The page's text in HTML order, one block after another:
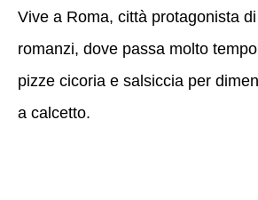
Vive a Roma, città protagonista
romanzi, dove passa molto
pizze cicoria e salsiccia per
a calcetto.